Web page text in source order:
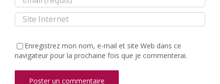
Enregistrez mon nom, e-mail et site Web dans ce
navigateur pour la prochaine fois que je commenterai.